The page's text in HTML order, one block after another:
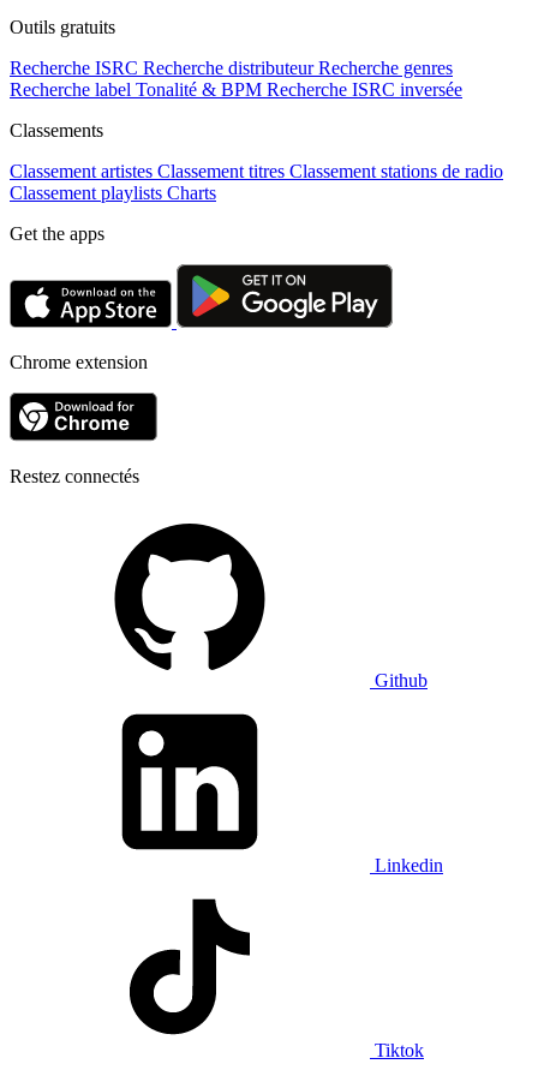
Outils gratuits
Recherche ISRC Recherche distributeur Recherche genres
Recherche label Tonalité & BPM Recherche ISRC inversée
Classements
Classement artistes Classement titres Classement stations de radio
Classement playlists Charts
Get the apps
Chrome extension
Restez connectés
Github
Linkedin
Tiktok